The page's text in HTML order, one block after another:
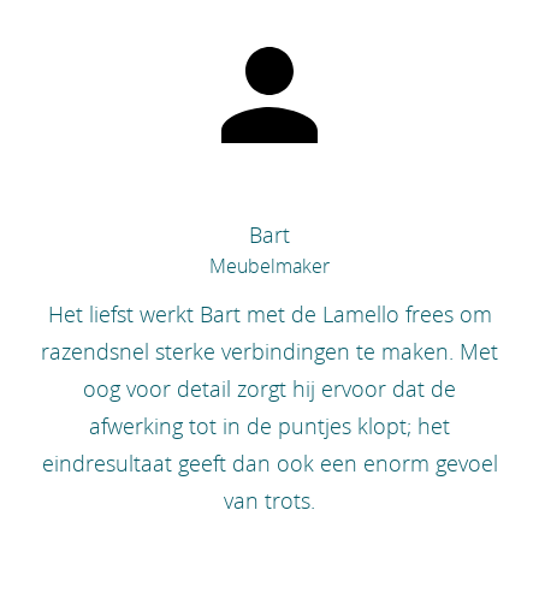
Bart
Meubelmaker
Het liefst werkt Bart met de Lamello frees om
razendsnel sterke verbindingen te maken. Met
oog voor detail zorgt hij ervoor dat de
afwerking tot in de puntjes klopt; het
eindresultaat geeft dan ook een enorm gevoel
van trots.